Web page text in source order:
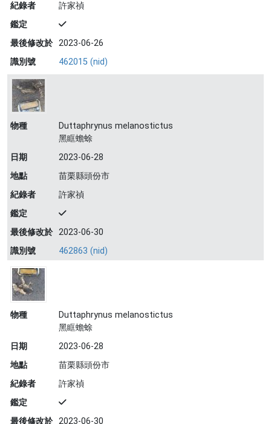
紀錄者
許家禎
鑑定
最後修改於 2023-06-26
識別號
462015 (nid)
物種
Duttaphrynus melanostictus
黑眶蟾蜍
日期
2023-06-28
地點
苗栗縣頭份市
紀錄者
許家禎
鑑定
最後修改於 2023-06-30
識別號
462863 (nid)
物種
Duttaphrynus melanostictus
黑眶蟾蜍
日期
2023-06-28
地點
苗栗縣頭份市
紀錄者
許家禎
鑑定
最後修改於 2023-06-30